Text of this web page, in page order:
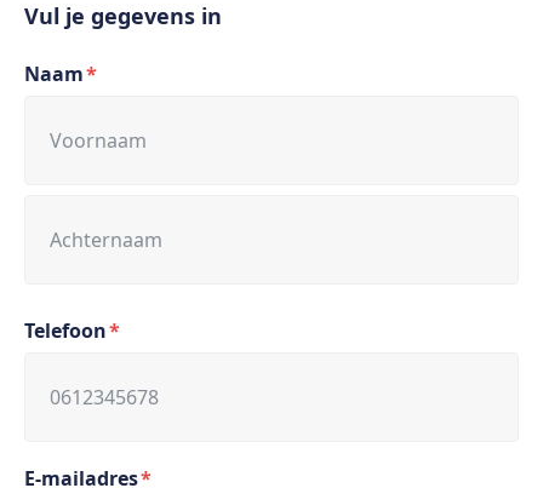
Vul je gegevens in
Naam*
Telefoon*
E-mailadres*